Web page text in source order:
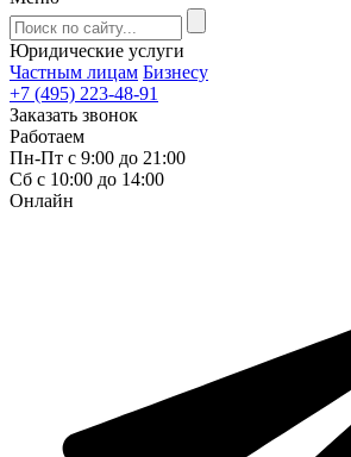
Юридические услуги
Частным лицам Бизнесу
+7 (495) 223-48-91
Заказать звонок
Работаем
Пн-Пт с 9:00 до 21:00
Сб с 10:00 до 14:00
Онлайн